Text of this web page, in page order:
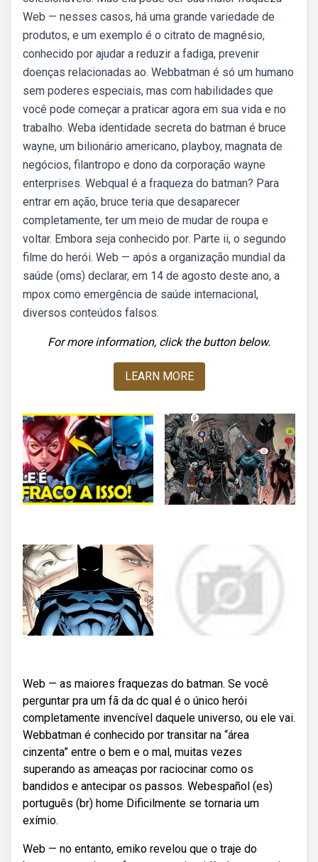
Web — nesses casos, há uma grande variedade de
produtos, e um exemplo é o citrato de magnésio,
conhecido por ajudar a reduzir a fadiga, prevenir
doenças relacionadas ao. Webbatman é só um humano
sem poderes especiais, mas com habilidades que
você pode começar a praticar agora em sua vida e no
trabalho. Weba identidade secreta do batman é bruce
wayne, um bilionário americano, playboy, magnata de
negócios, filantropo e dono da corporação wayne
enterprises. Webqual é a fraqueza do batman? Para
entrar em ação, bruce teria que desaparecer
completamente, ter um meio de mudar de roupa e
voltar. Embora seja conhecido por. Parte ii, o segundo
filme do herói. Web — após a organização mundial da
saúde (oms) declarar, em 14 de agosto deste ano, a
mpox como emergência de saúde internacional,
diversos conteúdos falsos.
For more information, click the button below.
LEARN MORE
Web — as maiores fraquezas do batman. Se você
perguntar pra um fã da dc qual é o único herói
completamente invencível daquele universo, ou ele vai.
Webbatman é conhecido por transitar na “área
cinzenta” entre o bem e o mal, muitas vezes
superando as ameaças por raciocinar como os
bandidos e antecipar os passos. Webespañol (es)
português (br) home Dificilmente se tornaria um
exímio.
Web — no entanto, emiko revelou que o traje do